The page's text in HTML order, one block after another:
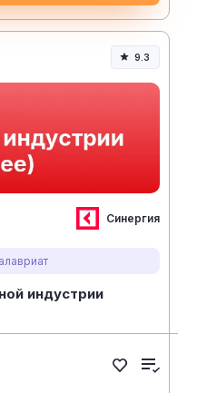
9.3
Синергия
индустрии